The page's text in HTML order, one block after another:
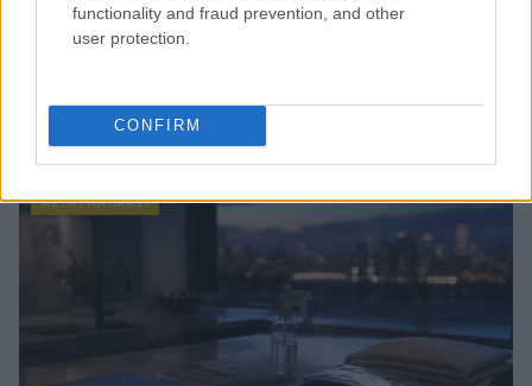
functionality and fraud prevention, and other
user protection.
CONFIRM
Continua a leggere
ALTRI ANIMALI